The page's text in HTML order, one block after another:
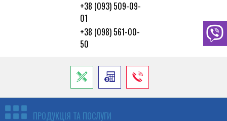
+38 (093) 509-09-
01
+38 (098) 561-00-
50
ПРОДУКЦІЯ ТА ПОСЛУГИ